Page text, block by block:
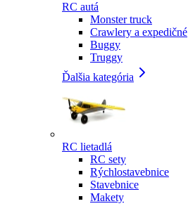
RC autá
Monster truck
Crawlery a expedičné
Buggy
Truggy
Ďalšia kategória
RC lietadlá
RC sety
Rýchlostavebnice
Stavebnice
Makety